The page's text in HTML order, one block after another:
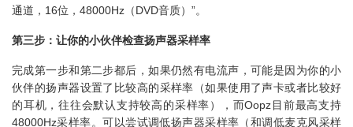
通道，16位，48000Hz（DVD音质）”。
第三步：让你的小伙伴检查扬声器采样率
完成第一步和第二步都后，如果仍然有电流声，可能是因为你的小
伙伴的扬声器设置了比较高的采样率（如果使用了声卡或者比较好
的耳机，往往会默认支持较高的采样率），而Oopz目前最高支持
48000Hz采样率。可以尝试调低扬声器采样率（和调低麦克风采样